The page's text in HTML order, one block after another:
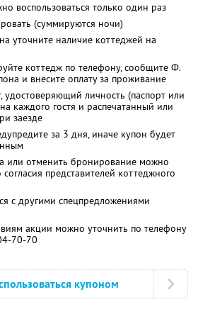
воспользоваться только один раз
(суммируются ночи)
уточните наличие коттеджей на
коттедж по телефону, сообщите Ф.
и внесите оплату за проживание
удостоверяющий личность (паспорт или
каждого гостя и распечатанный или
заезде
за 3 дня, иначе купон будет
или отменить бронирование можно
представителей коттеджного
с другими спецпредложениями
акции можно уточнить по телефону
70-70
купоном